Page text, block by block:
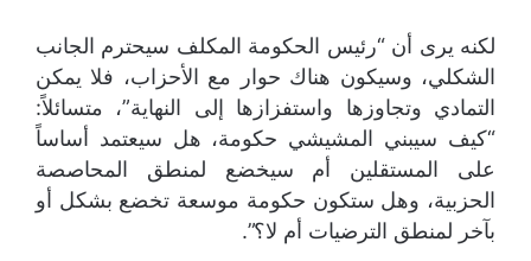
لكنه يرى أن “رئيس الحكومة المكلف سيحترم الجانب
الشكلي، وسيكون هناك حوار مع الأحزاب، فلا يمكن
التمادي وتجاوزها واستفزازها إلى النهاية”، متسائلاً:
“كيف سيبني المشيشي حكومة، هل سيعتمد أساساً
على المستقلين أم سيخضع لمنطق المحاصصة
الحزبية، وهل ستكون حكومة موسعة تخضع بشكل أو
بآخر لمنطق الترضيات أم لا؟”.